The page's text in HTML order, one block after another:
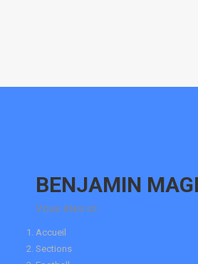
BENJAMIN
Vous êtes ici :
Accueil
Sections